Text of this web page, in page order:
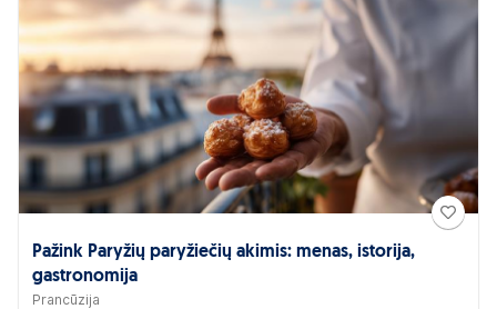
Pažink Paryžių paryžiečių akimis: menas, istorija,
gastronomija
Prancūzija